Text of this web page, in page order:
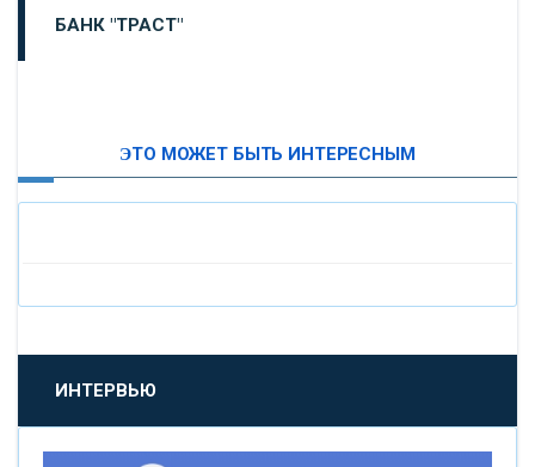
БАНК "ТРАСТ"
«БАНК САНКТ-ПЕТЕРБУРГ»
«ПРОМСВЯЗЬБАНК»
«НОВИКОМБАНК»
ЭТО МОЖЕТ БЫТЬ ИНТЕРЕСНЫМ
ИНТЕРВЬЮ